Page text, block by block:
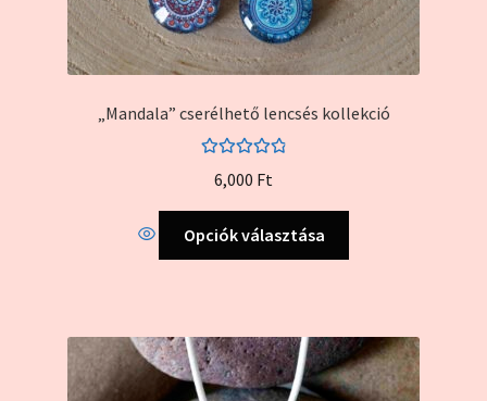
„Mandala” cserélhető lencsés kollekció
4.96
6,000 Ft
Opciók választása
variációja
van.
A